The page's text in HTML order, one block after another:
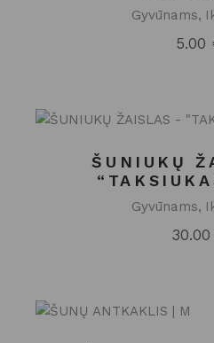
Gyvūnams
5.00
ŠUNIUKŲ
Gyvūnams
30.00